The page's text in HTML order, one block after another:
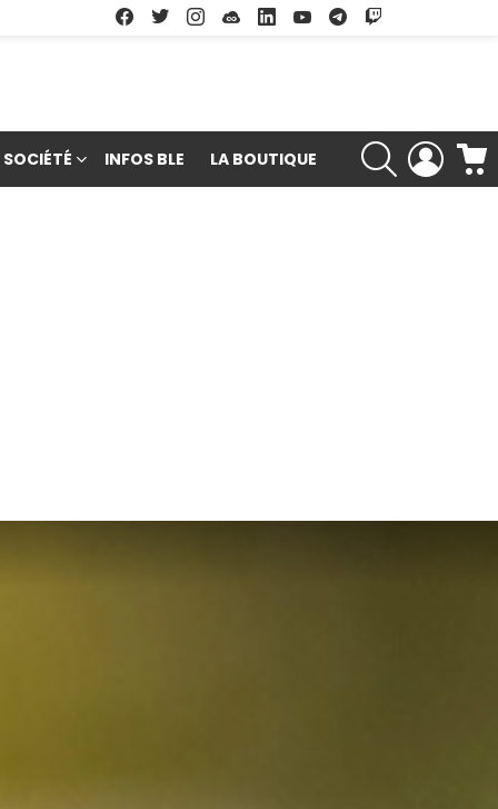
Facebook
TwitterInstagramSoundcloud
LinkedinYoutubeGoogle Play
SOCIÉTÉ INFOS BLE LA BOUTIQUE
RECHERCHE
LOGIN